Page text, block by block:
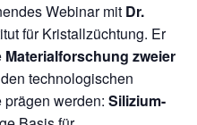
Webinar mit Dr.
für Kristallzüchtung. Er
Materialforschung zweier
technologischen
prägen werden: Silizium-